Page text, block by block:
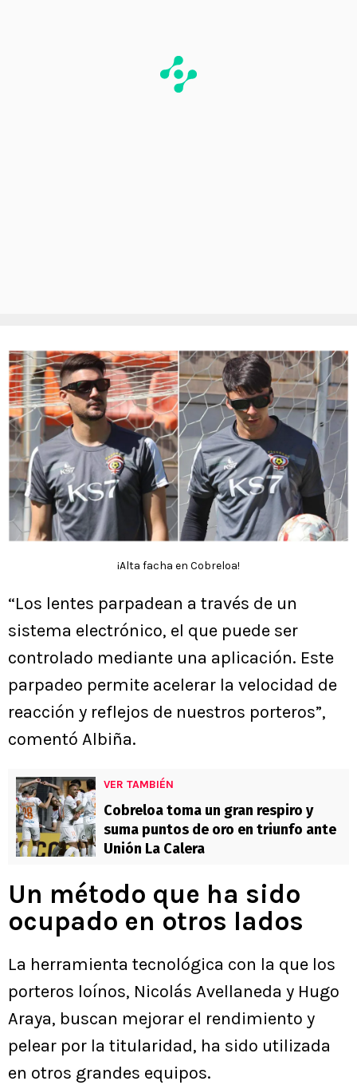
¡Alta facha en Cobreloa!
“Los lentes parpadean a través de un
sistema electrónico, el que puede ser
controlado mediante una aplicación. Este
parpadeo permite acelerar la velocidad de
reacción y reflejos de nuestros porteros”,
comentó Albiña.
VER TAMBIÉN
Cobreloa toma un gran respiro y
suma puntos de oro en triunfo ante
Unión La Calera
Un método que ha sido
ocupado en otros lados
La herramienta tecnológica con la que los
porteros loínos, Nicolás Avellaneda y Hugo
Araya, buscan mejorar el rendimiento y
pelear por la titularidad, ha sido utilizada
en otros grandes equipos.